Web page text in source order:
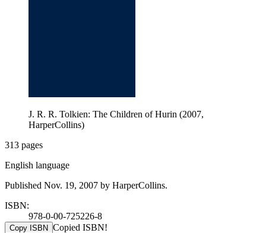
J. R. R. Tolkien: The Children of Hurin (2007,
HarperCollins)
313 pages
English language
Published Nov. 19, 2007 by HarperCollins.
ISBN:
978-0-00-725226-8
Copy ISBN Copied ISBN!